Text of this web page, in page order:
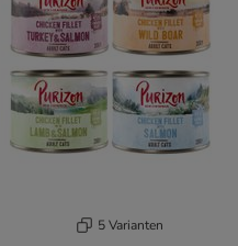
5 Varianten